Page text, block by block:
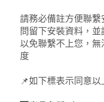
請務必備註方便聯繫
問留下安裝資料，
以免聯繫不上您，
度
📌如下標表示同意以